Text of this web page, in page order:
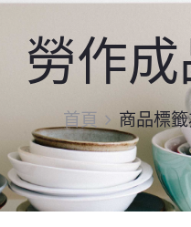
勞作
首頁 商品標